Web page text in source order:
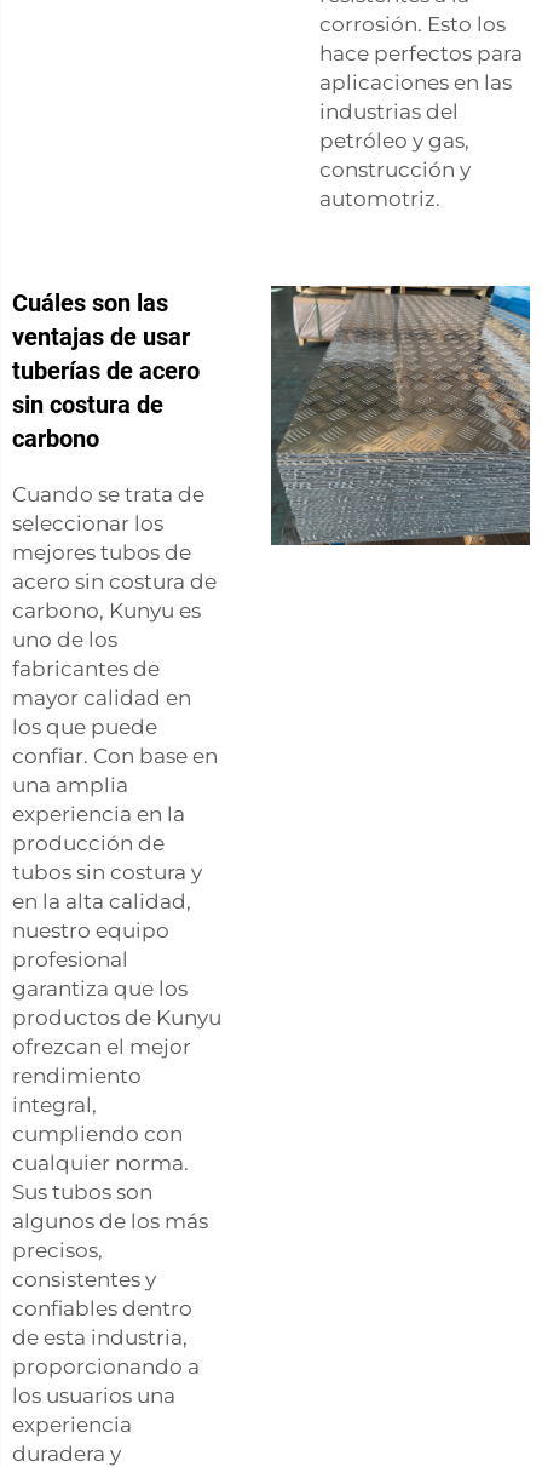
corrosión. Esto los
hace perfectos para
aplicaciones en las
industrias del
petróleo y gas,
construcción y
automotriz.
Cuáles son las
ventajas de usar
tuberías de acero
sin costura de
carbono
Cuando se trata de
seleccionar los
mejores tubos de
acero sin costura de
carbono, Kunyu es
uno de los
fabricantes de
mayor calidad en
los que puede
confiar. Con base en
una amplia
experiencia en la
producción de
tubos sin costura y
en la alta calidad,
nuestro equipo
profesional
garantiza que los
productos de Kunyu
ofrezcan el mejor
rendimiento
integral,
cumpliendo con
cualquier norma.
Sus tubos son
algunos de los más
precisos,
consistentes y
confiables dentro
de esta industria,
proporcionando a
los usuarios una
experiencia
duradera y